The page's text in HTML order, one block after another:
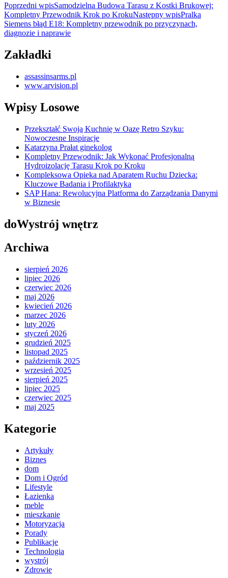
Nawigacja
wpisu
Poprzedni wpisSamodzielna Budowa Tarasu z Kostki Brukowej:
Kompletny Przewodnik Krok po KrokuNastępny wpisPralka
Siemens błąd E18: Kompletny przewodnik po przyczynach,
diagnozie i naprawie
Zakładki
assassinsarms.pl
www.arvision.pl
Wpisy Losowe
Przekształć Swoją Kuchnię w Oazę Retro Szyku:
Nowoczesne Inspiracje
Katarzyna Prałat ginekolog
Kompletny Przewodnik: Jak Wykonać Profesjonalną
Hydroizolację Tarasu Krok po Kroku
Kompleksowa Opieka nad Aparatem Ruchu Dziecka:
Kluczowe Badania i Profilaktyka
SAP Hana: Rewolucyjna Platforma do Zarządzania Danymi
w Biznesie
doWystrój wnętrz
Archiwa
sierpień 2026
lipiec 2026
czerwiec 2026
maj 2026
kwiecień 2026
marzec 2026
luty 2026
styczeń 2026
grudzień 2025
listopad 2025
październik 2025
wrzesień 2025
sierpień 2025
lipiec 2025
czerwiec 2025
maj 2025
Kategorie
Artykuły
Biznes
dom
Dom i Ogród
Lifestyle
Łazienka
meble
mieszkanie
Motoryzacja
Porady
Publikacje
Technologia
wystrój
Zdrowie